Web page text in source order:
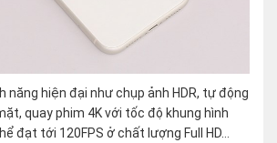
năng hiện đại như chụp ảnh HDR, tự động
quay phim 4K với tốc độ khung hình
đạt tới 120FPS ở chất lượng Full HD…